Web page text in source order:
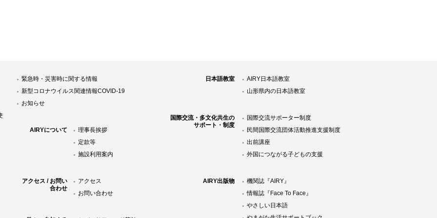
緊急時・災害時に関する情報
新型コロナウイルス関連情報COVID-19
お知らせ
AIRYについて
理事長挨拶
定款等
施設利用案内
アクセス / お問い
合わせ
アクセス
お問い合わせ
日本語教室
AIRY日本語教室
山形県内の日本語教室
国際交流・多文化共生の
サポート・制度
国際交流サポーター制度
民間国際交流団体活動推進支援制度
出前講座
外国につながる子どもの支援
AIRY出版物
機関誌『AIRY』
情報誌『Face To Face』
やさしい日本語